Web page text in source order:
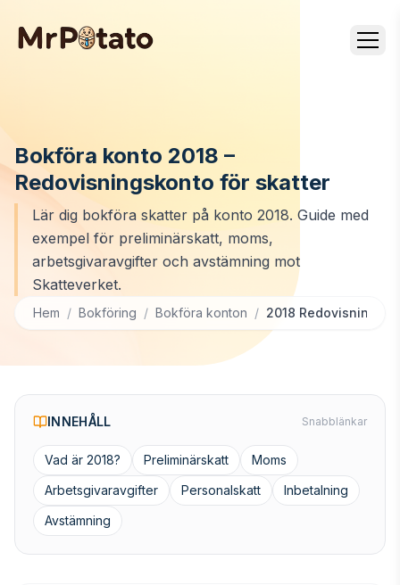
Bokföra konto 2018 –
Redovisningskonto för skatter
Lär dig bokföra skatter på konto 2018. Guide med
exempel för preliminärskatt, moms,
arbetsgivaravgifter och avstämning mot
Skatteverket.
Hem / Bokföring / Bokföra konton / 2018
INNEHÅLL Snabblänkar
Vad är 2018? Preliminärskatt
Moms
Arbetsgivaravgifter
Personalskatt
Inbetalning
Avstämning